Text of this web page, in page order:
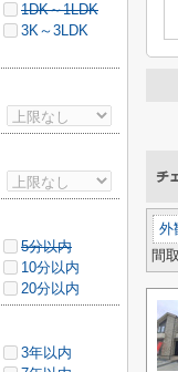
外
間
1DK～1LDK
3K～3LDK
5分以内
10分以内
20分以内
3年以内